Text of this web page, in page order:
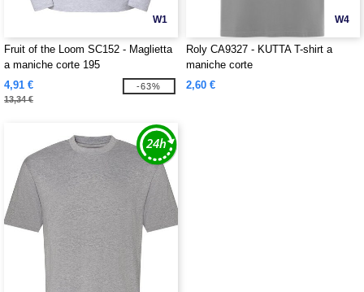
W1
Fruit of the Loom SC152 - Maglietta
a maniche corte 195
4,91 €
13,34 €
-63%
W4
Roly CA9327 - KUTTA T-shirt a
maniche corte
2,60 €